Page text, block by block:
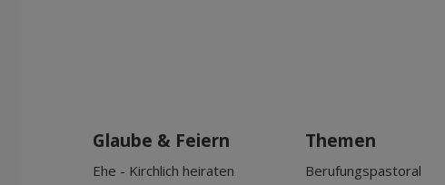
Glaube & Feiern
Ehe - Kirchlich heiraten
Themen
Berufungspastoral